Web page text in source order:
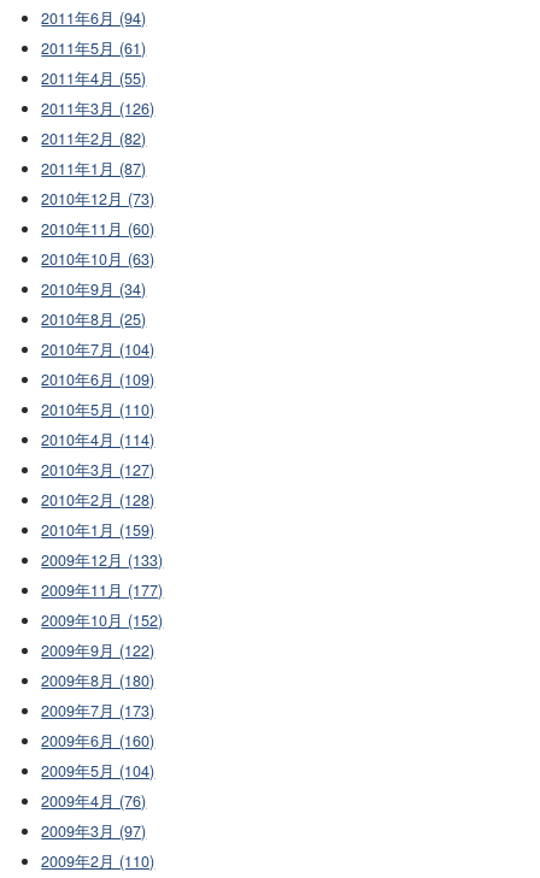
2011年6月 (94)
2011年5月 (61)
2011年4月 (55)
2011年3月 (126)
2011年2月 (82)
2011年1月 (87)
2010年12月 (73)
2010年11月 (60)
2010年10月 (63)
2010年9月 (34)
2010年8月 (25)
2010年7月 (104)
2010年6月 (109)
2010年5月 (110)
2010年4月 (114)
2010年3月 (127)
2010年2月 (128)
2010年1月 (159)
2009年12月 (133)
2009年11月 (177)
2009年10月 (152)
2009年9月 (122)
2009年8月 (180)
2009年7月 (173)
2009年6月 (160)
2009年5月 (104)
2009年4月 (76)
2009年3月 (97)
2009年2月 (110)